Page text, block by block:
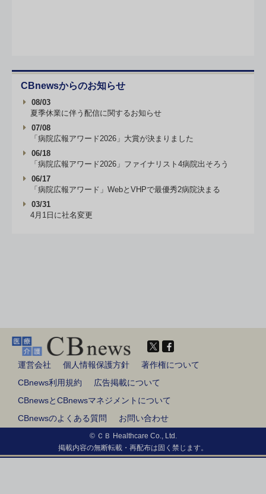
CBnewsからのお知らせ
08/03
夏季休業に伴う配信に関するお知らせ
07/08
「病院広報アワード2026」大賞が決まりました
06/18
「病院広報アワード2026」ファイナリスト4病院出そろう
06/17
「病院広報アワード」WebとVHPで最優秀2病院決まる
03/31
4月1日に社名変更
運営会社 個人情報保護方針
著作権について
CBnews利用規約
広告掲載について
CBnewsとCBnewsマネジメントについて
CBnewsのよくある質問
お問い合わせ
© ＣＢ Healthcare Co., Ltd.
掲載内容の無断転載・再配布は固く禁じます。